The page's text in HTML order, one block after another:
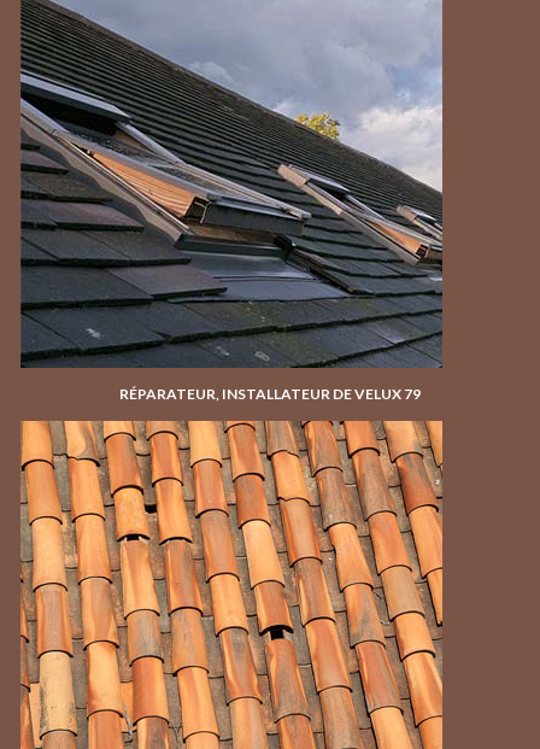
RÉPARATEUR, INSTALLATEUR DE VELUX 79